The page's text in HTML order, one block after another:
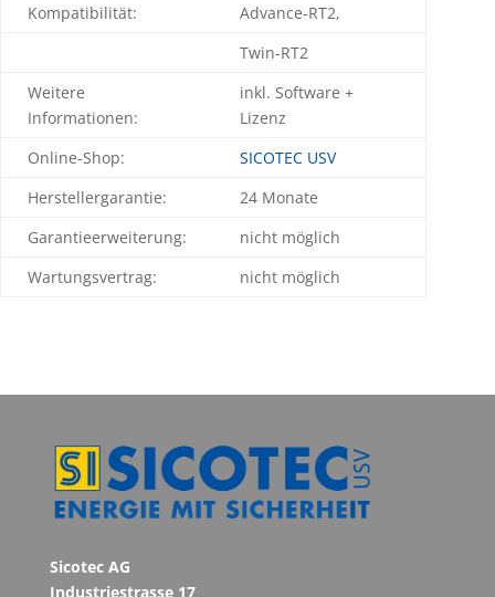
Kompatibilität:
Advance-RT2,
Twin-RT2
Weitere
Informationen:
inkl. Software +
Lizenz
Online-Shop:
SICOTEC USV
Herstellergarantie:
24 Monate
Garantieerweiterung:
nicht möglich
Wartungsvertrag:
nicht möglich
Sicotec AG
Industriestrasse 17